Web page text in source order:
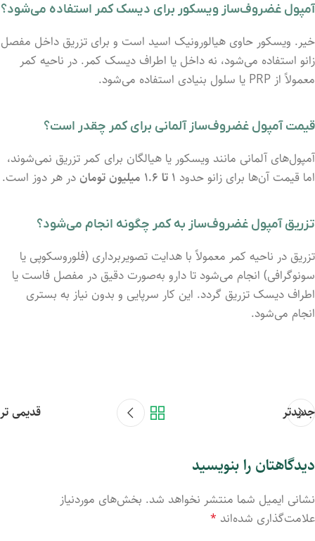
آمپول غضروف‌ساز ویسکور برای دیسک کمر استفاده می‌شود؟
خیر. ویسکور حاوی هیالورونیک اسید است و برای تزریق داخل مفصل
زانو استفاده می‌شود، نه داخل یا اطراف دیسک کمر. در ناحیه کمر
معمولاً از PRP یا سلول بنیادی استفاده می‌شود.
قیمت آمپول غضروف‌ساز آلمانی برای کمر چقدر است؟
آمپول‌های آلمانی مانند ویسکور یا هیالگان برای کمر تزریق نمی‌شوند،
اما قیمت آن‌ها برای زانو حدود ۱ تا ۱.۶ میلیون تومان در هر دوز است.
تزریق آمپول غضروف‌ساز به کمر چگونه انجام می‌شود؟
تزریق در ناحیه کمر معمولاً با هدایت تصویربرداری (فلوروسکوپی یا
سونوگرافی) انجام می‌شود تا دارو به‌صورت دقیق در مفصل فاست یا
اطراف دیسک تزریق گردد. این کار سرپایی و بدون نیاز به بستری
انجام می‌شود.
جدیدتر قدیمی تر
دیدگاهتان را بنویسید
نشانی ایمیل شما منتشر نخواهد شد. بخش‌های موردنیاز
علامت‌گذاری شده‌اند *